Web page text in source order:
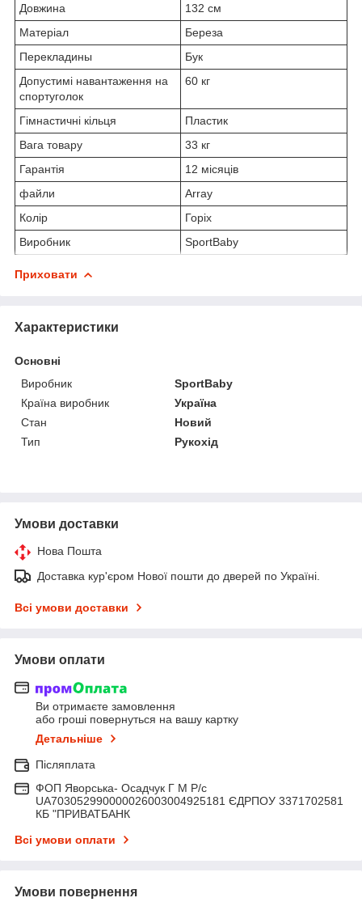
Довжина
132 см
Матеріал
Береза
Перекладины
Бук
Допустимі навантаження на
спортуголок
60 кг
Гімнастичні кільця
Пластик
Вага товару
33 кг
Гарантія
12 місяців
файли
Array
Колір
Горіх
Виробник
SportBaby
Приховати
Характеристики
Основні
Виробник
SportBaby
Країна виробник
Україна
Стан
Новий
Тип
Рукохід
Умови доставки
Нова Пошта
Доставка кур'єром Нової пошти до дверей по Україні.
Всі умови доставки
Умови оплати
Ви отримаєте замовлення
або гроші повернуться на вашу картку
Детальніше
Післяплата
ФОП Яворська- Осадчук Г М Р/c
UA703052990000026003004925181 ЄДРПОУ 3371702581
КБ "ПРИВАТБАНК
Всі умови оплати
Умови повернення